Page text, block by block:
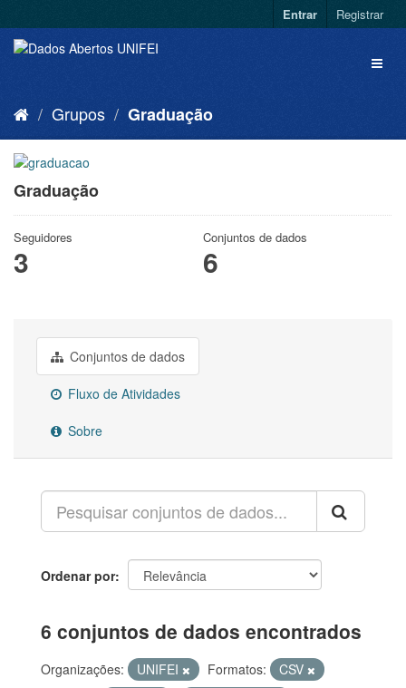
Entrar Registrar
Grupos Graduação
Graduação
Seguidores
3
Conjuntos de dados
6
Conjuntos de dados
Fluxo de Atividades
Sobre
Ordenar por
6 conjuntos de dados encontrados
Organizações: UNIFEI Formatos:
CSV